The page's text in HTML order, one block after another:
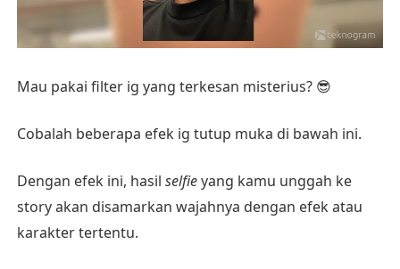
Mau pakai filter ig yang terkesan misterius? 😎
Cobalah beberapa efek ig tutup muka di bawah ini.
Dengan efek ini, hasil selfieyang kamu unggah ke
story akan disamarkan wajahnya dengan efek atau
karakter tertentu.